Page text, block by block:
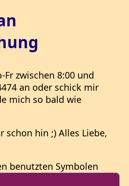
zwischen 8:00 und
an oder schick mir
mich so bald wie
schon hin ;) Alles Liebe,
benutzten Symbolen